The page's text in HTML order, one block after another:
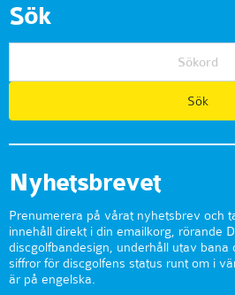
Sök
Nyhetsbrevet
Prenumerera på vårat nyhetsbrev och
innehåll direkt i din emailkorg, rörande
discgolfbandesign, underhåll utav bana
siffror för discgolfens status runt om i
är på engelska.